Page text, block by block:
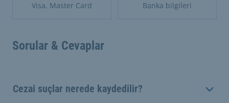
Visa, Master Card Banka bilgileri
Sorular & Cevaplar
Cezai suçlar nerede kaydedilir?